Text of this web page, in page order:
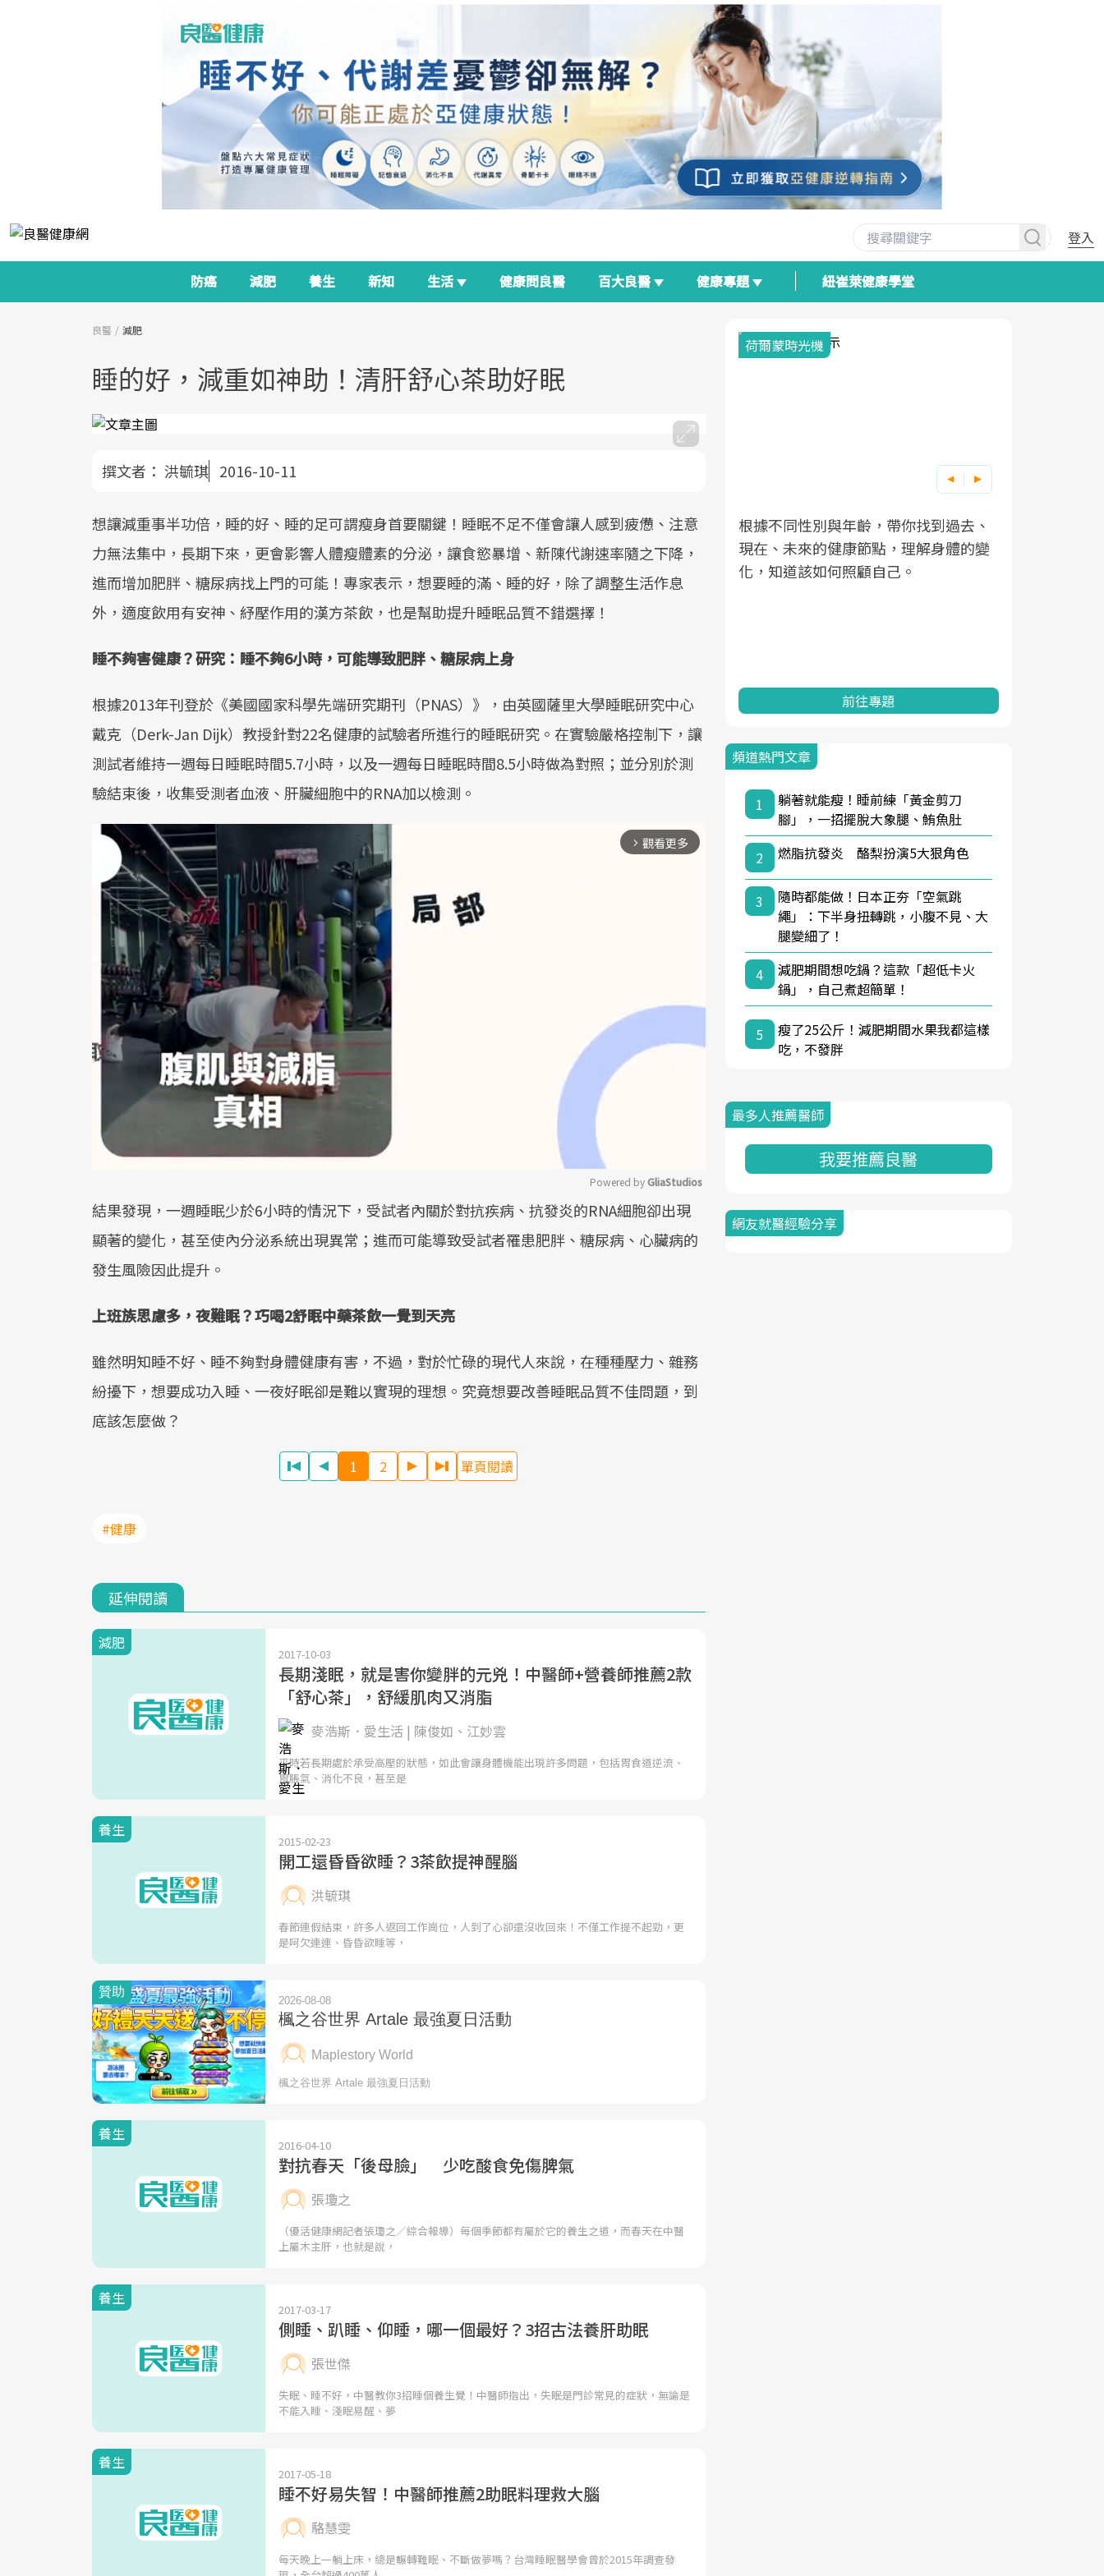
登入
防癌 減肥 養生 新知 生活 健康問良醫 百大良醫 健康專題 紐崔萊健康學堂
良醫 減肥
睡的好，減重如神助！清肝舒心茶助好眠
撰文者： 洪毓琪 2016-10-11
想讓減重事半功倍，睡的好、睡的足可謂瘦身首要關鍵！睡眠不足不僅會讓人感到疲憊、注意
力無法集中，長期下來，更會影響人體瘦體素的分泌，讓食慾暴增、新陳代謝速率隨之下降，
進而增加肥胖、糖尿病找上門的可能！專家表示，想要睡的滿、睡的好，除了調整生活作息
外，適度飲用有安神、紓壓作用的漢方茶飲，也是幫助提升睡眠品質不錯選擇！
睡不夠害健康？研究：睡不夠6小時，可能導致肥胖、糖尿病上身
根據2013年刊登於《美國國家科學先端研究期刊（PNAS）》，由英國薩里大學睡眠研究中心
戴克（Derk-Jan Dijk）教授針對22名健康的試驗者所進行的睡眠研究。在實驗嚴格控制下，讓
測試者維持一週每日睡眠時間5.7小時，以及一週每日睡眠時間8.5小時做為對照；並分別於測
驗結束後，收集受測者血液、肝臟細胞中的RNA加以檢測。
arrow_forward_ios 觀看更多
Mute
Powered by GliaStudios
結果發現，一週睡眠少於6小時的情況下，受試者內關於對抗疾病、抗發炎的RNA細胞卻出現
顯著的變化，甚至使內分泌系統出現異常；進而可能導致受試者罹患肥胖、糖尿病、心臟病的
發生風險因此提升。
上班族思慮多，夜難眠？巧喝2舒眠中藥茶飲一覺到天亮
雖然明知睡不好、睡不夠對身體健康有害，不過，對於忙碌的現代人來說，在種種壓力、雜務
紛擾下，想要成功入睡、一夜好眠卻是難以實現的理想。究竟想要改善睡眠品質不佳問題，到
底該怎麼做？
1 2 單頁閱讀
#健康
延伸閱讀
減肥
2017-10-03
長期淺眠，就是害你變胖的元兇！中醫師+營養師推薦2款
「舒心茶」，舒緩肌肉又消脂
麥浩斯．愛生活 | 陳俊如、江妙雲
平時若長期處於承受高壓的狀態，如此會讓身體機能出現許多問題，包括胃食道逆流、
胃脹氣、消化不良，甚至是
養生
2015-02-23
開工還昏昏欲睡？3茶飲提神醒腦
洪毓琪
春節連假結束，許多人返回工作崗位，人到了心卻還沒收回來！不僅工作提不起勁，更
是呵欠連連、昏昏欲睡等，
養生
2016-04-10
對抗春天「後母臉」 少吃酸食免傷脾氣
張瓊之
（優活健康網記者張瓊之／綜合報導）每個季節都有屬於它的養生之道，而春天在中醫
上屬木主肝，也就是說，
養生
2017-03-17
側睡、趴睡、仰睡，哪一個最好？3招古法養肝助眠
張世傑
失眠、睡不好，中醫教你3招睡個養生覺！中醫師指出，失眠是門診常見的症狀，無論是
不能入睡、淺眠易醒、夢
養生
2017-05-18
睡不好易失智！中醫師推薦2助眠料理救大腦
駱慧雯
每天晚上一躺上床，總是輾轉難眠、不斷做夢嗎？台灣睡眠醫學會曾於2015年調查發
面對超高齡社會的浪潮，台灣正在快速
邁向「健康照護」的新時代。隨著國家
政策如「健康台灣推動委員會」與「長
照3.0」的推進，「預防醫學」已成全民
關注的核心議題。然而，健檢不只是醫
狀況、啟動健康管理的重要起點。
前往專題
2025年，就到良醫生活祭體驗「一站式
健康新生活」，從講座、體驗到運動，
全面啟動你的健康革命！
前往專題
良醫健康網從「換季的身體變化」出
發，透過醫學觀點與日常感受的對話，
建立對亞健康的認知，進而引導實際的
改善行動。
前往專題
荷爾蒙時光機
根據不同性別與年齡，帶你找到過去、
現在、未來的健康節點，理解身體的變
化，知道該如何照顧自己。
前往專題
頻道熱門文章
1
躺著就能瘦！睡前練「黃金剪刀
腳」，一招擺脫大象腿、鮪魚肚
2
燃脂抗發炎 酪梨扮演5大狠角色
3
隨時都能做！日本正夯「空氣跳
繩」：下半身扭轉跳，小腹不見、大
腿變細了！
4
減肥期間想吃鍋？這款「超低卡火
鍋」，自己煮超簡單！
5
瘦了25公斤！減肥期間水果我都這樣
吃，不發胖
最多人推薦醫師
我要推薦良醫
網友就醫經驗分享